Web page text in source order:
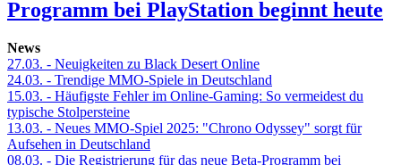
Programm bei PlayStation beginnt heute
News
27.03. - Neuigkeiten zu Black Desert Online
24.03. - Trendige MMO-Spiele in Deutschland
15.03. - Häufigste Fehler im Online-Gaming: So vermeidest du
typische Stolpersteine
13.03. - Neues MMO-Spiel 2025: "Chrono Odyssey" sorgt für
Aufsehen in Deutschland
08.03. - Die Registrierung für das neue Beta-Programm bei